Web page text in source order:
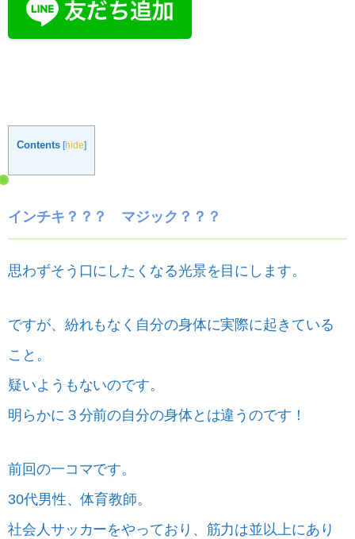
Contents [hide]
インチキ？？？ マジック？？？
思わずそう口にしたくなる光景を目にします。
ですが、紛れもなく自分の身体に実際に起きている
こと。
疑いようもないのです。
明らかに３分前の自分の身体とは違うのです！
前回の一コマです。
30代男性、体育教師。
社会人サッカーをやっており、筋力は並以上にあり